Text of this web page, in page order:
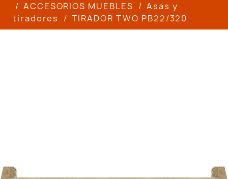
ACCESORIOS MUEBLES
Asas y
tiradores
TIRADOR TWO PB22/320